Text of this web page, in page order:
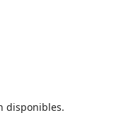
disponibles.